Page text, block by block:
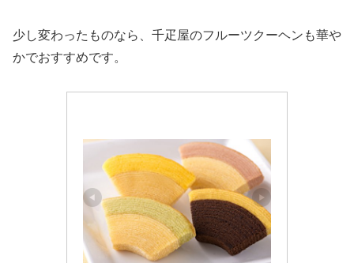
少し変わったものなら、千疋屋のフルーツクーヘンも華や
かでおすすめです。